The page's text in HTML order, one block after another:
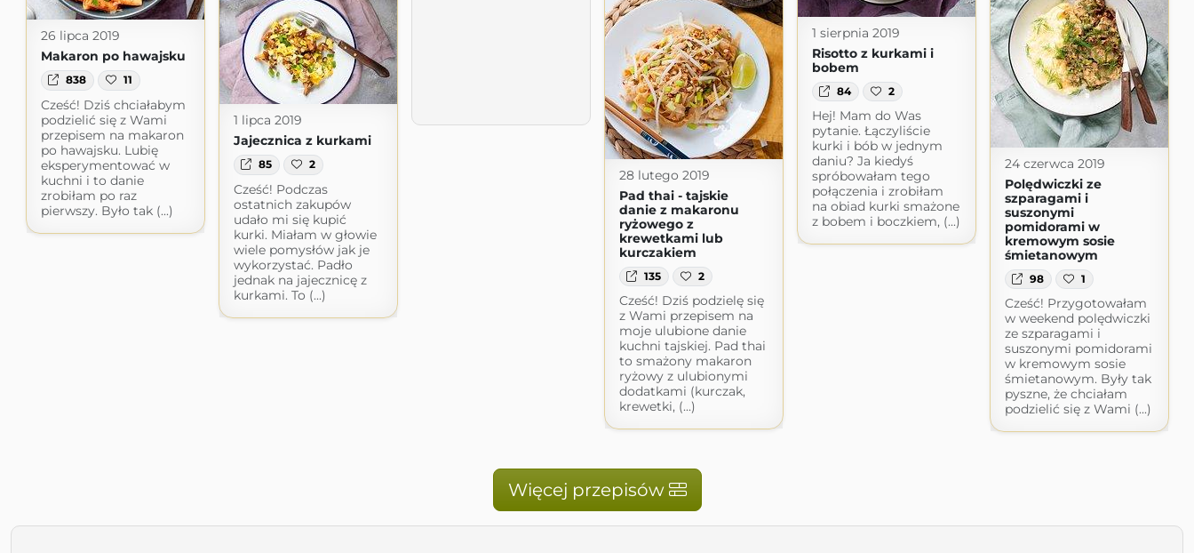
1 sierpnia 2019
Risotto z kurkami i
bobem
84 2
Hej! Mam do Was
pytanie. Łączyliście
kurki i bób w jednym
daniu? Ja kiedyś
spróbowałam tego
połączenia i zrobiłam
na obiad kurki smażone
z bobem i boczkiem, (...)
26 lipca 2019
Makaron po hawajsku
838 11
Cześć! Dziś chciałabym
podzielić się z Wami
przepisem na makaron
po hawajsku. Lubię
eksperymentować w
kuchni i to danie
zrobiłam po raz
pierwszy. Było tak (...)
1 lipca 2019
Jajecznica z kurkami
85 2
Cześć! Podczas
ostatnich zakupów
udało mi się kupić
kurki. Miałam w głowie
wiele pomysłów jak je
wykorzystać. Padło
jednak na jajecznicę z
kurkami. To (...)
24 czerwca 2019
Polędwiczki ze
szparagami i
suszonymi
pomidorami w
kremowym sosie
śmietanowym
98 1
Cześć! Przygotowałam
w weekend polędwiczki
ze szparagami i
suszonymi pomidorami
w kremowym sosie
śmietanowym. Były tak
pyszne, że chciałam
podzielić się z Wami (...)
28 lutego 2019
Pad thai - tajskie
danie z makaronu
ryżowego z
krewetkami lub
kurczakiem
135 2
Cześć! Dziś podzielę się
z Wami przepisem na
moje ulubione danie
kuchni tajskiej. Pad thai
to smażony makaron
ryżowy z ulubionymi
dodatkami (kurczak,
krewetki, (...)
Więcej przepisów